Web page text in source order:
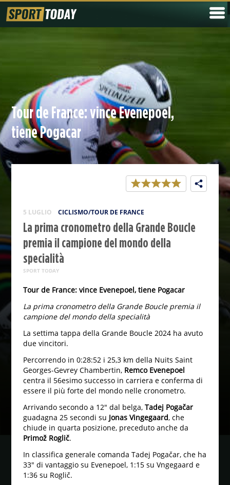
Tour de France: vince Evenepoel,
tiene Pogacar
5 LUGLIO CICLISMO/TOUR DE FRANCE
La prima cronometro della Grande Boucle
premia il campione del mondo della
specialità
SPORT TODAY
Tour de France: vince Evenepoel, tiene Pogacar
La prima cronometro della Grande Boucle premia il
campione del mondo della specialità
La settima tappa della Grande Boucle 2024 ha avuto
due vincitori.
Percorrendo in 0:28:52 i 25,3 km della Nuits Saint
Georges-Gevrey Chambertin, Remco Evenepoel
centra il 56esimo successo in carriera e conferma di
essere il più forte del mondo nelle cronometro.
Arrivando secondo a 12" dal belga, Tadej Pogačar
guadagna 25 secondi su Jonas Vingegaard, che
chiude in quarta posizione, preceduto anche da
Primož Roglič.
In classifica generale comanda Tadej Pogačar, che ha
33" di vantaggio su Evenepoel, 1:15 su Vngegaard e
1:36 su Roglič.